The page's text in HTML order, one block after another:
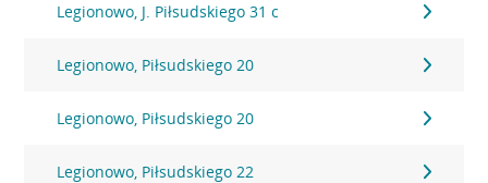
Legionowo, J. Piłsudskiego 31 c
Legionowo, Piłsudskiego 20
Legionowo, Piłsudskiego 20
Legionowo, Piłsudskiego 22